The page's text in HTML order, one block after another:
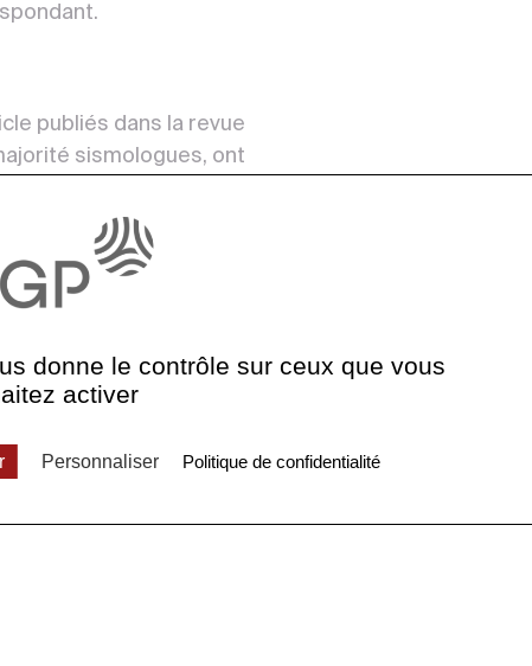
publiés dans la revue
sismologues, ont
meurtriers de
détaille les
enregistré dans
à la base du
le noyau de Mars. Un
identifiée sur Terre par
par
donne le contrôle sur ceux que vous
activer
Personnaliser Politique de confidentialité